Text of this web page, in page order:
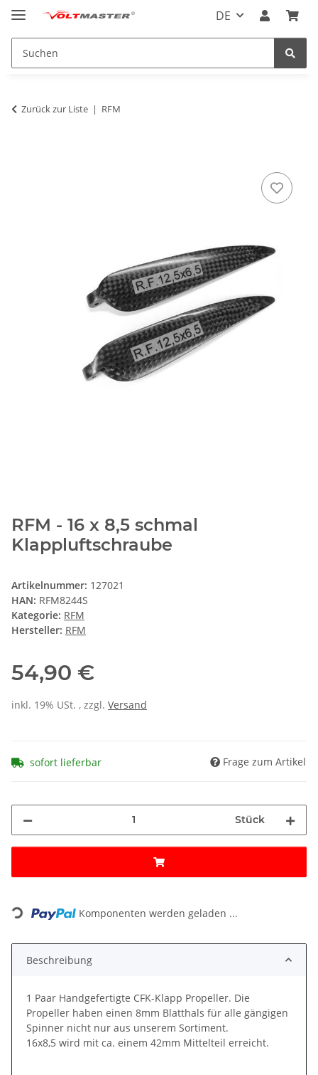
DE
Zurück zur Liste RFM
RFM - 16 x 8,5 schmal
Klappluftschraube
Artikelnummer: 127021
HAN: RFM8244S
Kategorie: RFM
Hersteller: RFM
54,90 €
inkl. 19% USt. , zzgl. Versand
sofort lieferbar Frage zum Artikel
Stück
Loading... Komponenten werden geladen ...
Beschreibung
1 Paar Handgefertigte CFK-Klapp Propeller. Die
Propeller haben einen 8mm Blatthals für alle gängigen
Spinner nicht nur aus unserem Sortiment.
16x8,5 wird mit ca. einem 42mm Mittelteil erreicht.